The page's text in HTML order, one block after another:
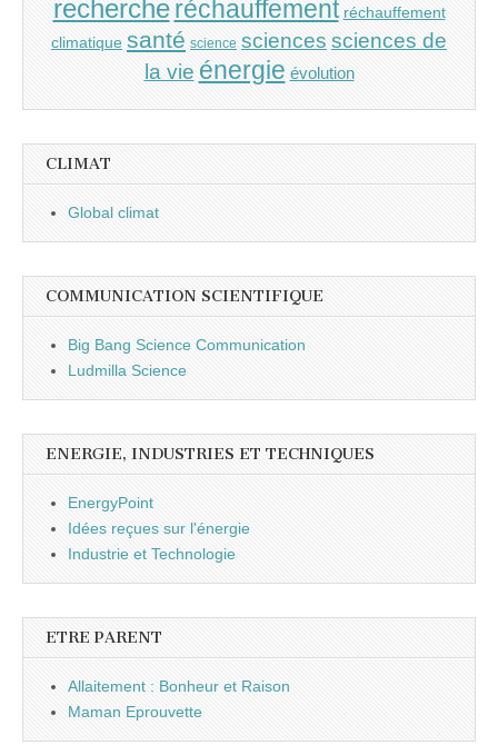
recherche réchauffement réchauffement
climatique santé science sciences sciences de
la vie énergie évolution
CLIMAT
Global climat
COMMUNICATION SCIENTIFIQUE
Big Bang Science Communication
Ludmilla Science
ENERGIE, INDUSTRIES ET TECHNIQUES
EnergyPoint
Idées reçues sur l'énergie
Industrie et Technologie
ETRE PARENT
Allaitement : Bonheur et Raison
Maman Eprouvette